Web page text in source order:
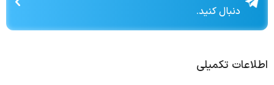
دنبال کنید.
اطلاعات تکمیلی